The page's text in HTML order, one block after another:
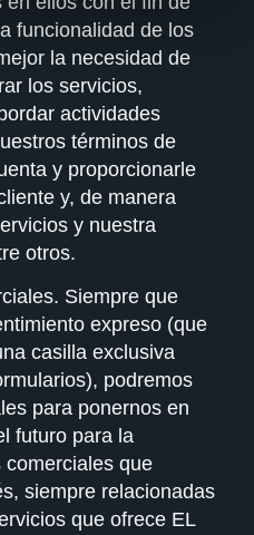
funcionalidad de los
la necesidad de
los servicios,
actividades
términos de
y proporcionarle
y, de manera
y nuestra
otros.
Siempre que
expreso (que
casilla exclusiva
podremos
para ponernos en
futuro para la
que
siempre relacionadas
que ofrece EL